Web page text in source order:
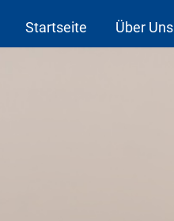
Startseite Über Uns